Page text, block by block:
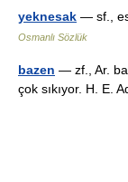
yeknesak — sf.,
Osmanlı Sözlük
bazen — zf., Ar.
çok sıkıyor. H. E.